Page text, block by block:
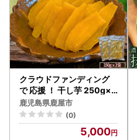
クラウドファンディング
で 応援 ！ 干し芋 250g×2
袋 KN097-004-02 菓子
さつまいも 野菜
鹿児島県鹿屋市
(0)
5,000